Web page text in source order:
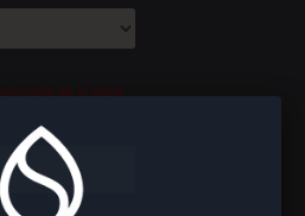
de la vape.
commande, créez un compte ou